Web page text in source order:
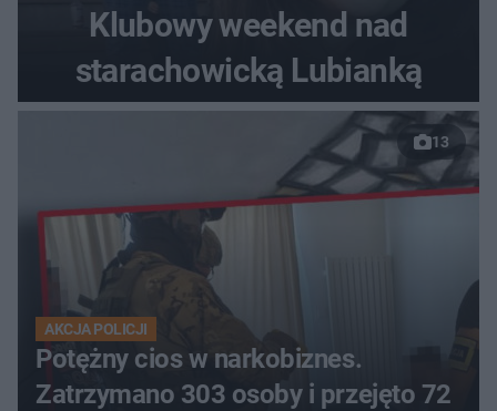
Klubowy weekend nad
starachowicką Lubianką
13
AKCJA POLICJI
Potężny cios w narkobiznes.
Zatrzymano 303 osoby i przejęto 72